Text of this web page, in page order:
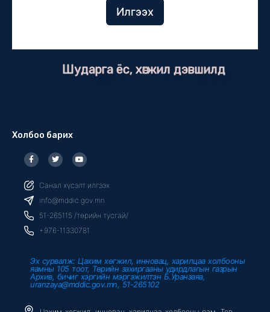
Илгээх
Шударга ёс, хөгжил дэвшилд
Холбоо барих
F
a
c
b
o
o
k
f
T
w
i
t
r
Y
o
u
u
e
Санал хүсэлт илгээх
info@mddic.gov.mn
51-265115 /төрийн тусгай/
+976-11330781
Эх сурвалж: Цахим хөгжил, инновац, харилцаа холбооны
яамны 105 тоот, Төрийн захиргааны удирдлагын газрын
Архив, бичиг хэргийн мэргэжилтэн Б.Уранзаяа,
uranzaya@mddic.gov.mn, 51-265102